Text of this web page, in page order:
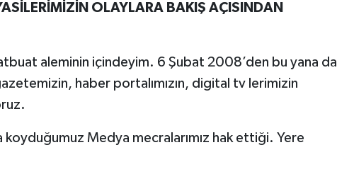
OLAYLARA BAKIŞ AÇISINDAN
aleminin içindeyim. 6 Şubat 2008’den bu yana da
haber portalımızın, digital tv lerimizin
Medya mecralarımız hak ettiği. Yere